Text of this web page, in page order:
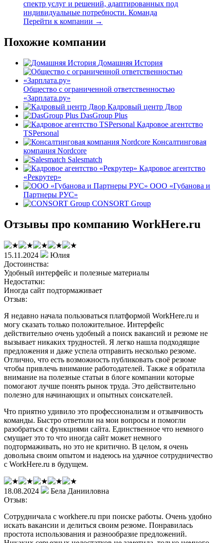
спектр услуг и решений, адаптированных под
индивидуальные потребности. Команда
Перейти к компании →
Похожие компании
Домашняя История
Общество с ограниченной ответственностью
«Зарплата.ру»
Кадровый центр Двор
DasGroup Plus
Кадровое агентство
TSPersonal
Консалтинговая
компания Nordcore
Salesmatch
Кадровое агентство
«Рекрутер»
ООО «Губанова и
Партнеры РУС»
CONSORT Group
Отзывы про компанию WorkHere.ru
15.11.2024
Юлия
Достоинства:
Удобный интерфейс и полезные материалы
Недостатки:
Иногда сайт подтормаживает
Отзыв:
Я недавно начала пользоваться платформой WorkHere.ru и
могу сказать только положительное. Интерфейс
действительно очень удобный а поиск вакансий и резюме не
вызывает никаких трудностей. Я легко нашла подходящие
предложения и даже успела отправить несколько резюме.
Отлично, что есть возможность публиковать своё резюме
чтобы привлечь внимание работодателей. Также я обратила
внимание на полезные статьи в блоге компании которые
помогают лучше понять рынок труда. Это действительно
полезно для начинающих и опытных соискателей.
Что приятно удивило это профессионализм и отзывчивость
команды. Быстро ответили на мои вопросы и помогли
разобраться с функциями сайта. Единственное что немного
смущает это то что иногда сайт может немного
подтормаживать, но это не критично. В целом, я очень
довольна своим опытом и надеюсь на удачное сотрудничество
с WorkHere.ru в будущем.
18.08.2024
Бела Данииловна
Отзыв:
Сотрудничала с workhere.ru при поиске работы. Очень удобно
искать вакансии и делиться своим резюме. Понравилась
простота использования и разнообразие предложений.